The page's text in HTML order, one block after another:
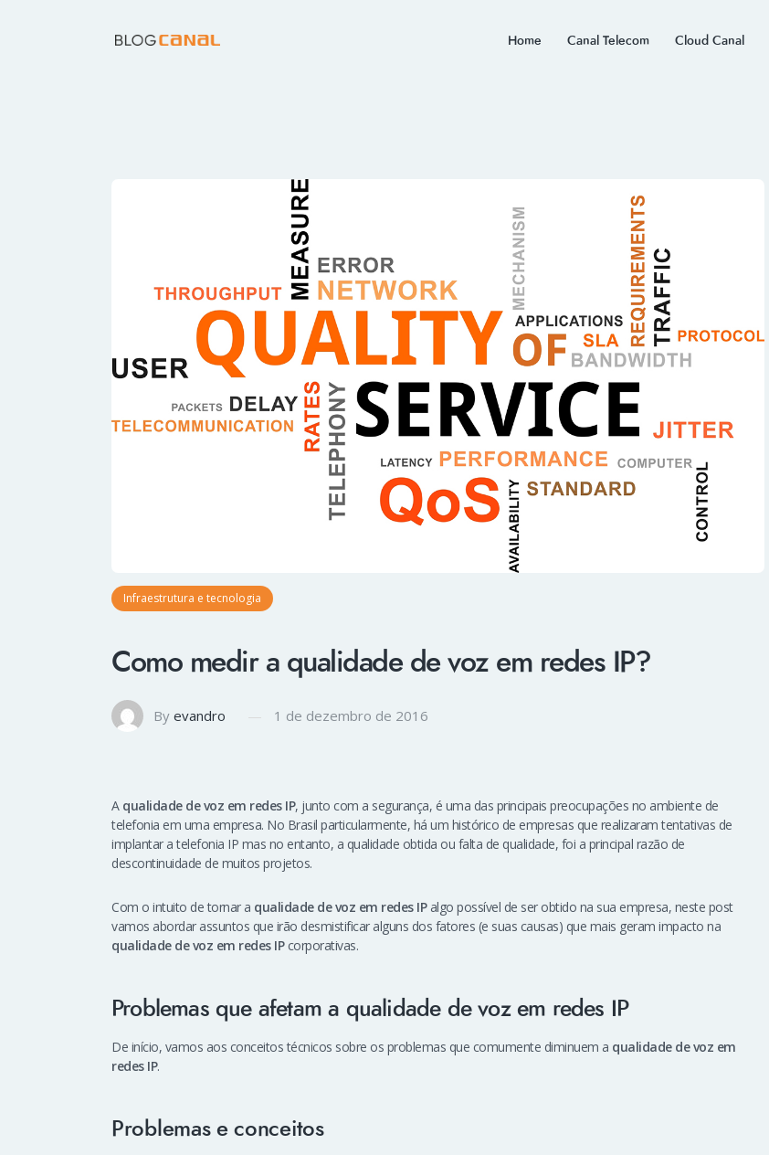
Home Canal Telecom Cloud Canal
Infraestrutura e tecnologia
Como medir a qualidade de voz em redes IP?
By evandro 1 de dezembro de 2016
A qualidade de voz em redes IP, junto com a segurança, é uma das principais preocupações no ambiente de
telefonia em uma empresa. No Brasil particularmente, há um histórico de empresas que realizaram tentativas de
implantar a telefonia IP mas no entanto, a qualidade obtida ou falta de qualidade, foi a principal razão de
descontinuidade de muitos projetos.
Com o intuito de tornar a qualidade de voz em redes IPalgo possível de ser obtido na sua empresa, neste post
vamos abordar assuntos que irão desmistificar alguns dos fatores (e suas causas) que mais geram impacto na
qualidade de voz em redes IPcorporativas.
Problemas que afetam a qualidade de voz em redes IP
De início, vamos aos conceitos técnicos sobre os problemas que comumente diminuem a qualidade de voz em
redes IP.
Problemas e conceitos